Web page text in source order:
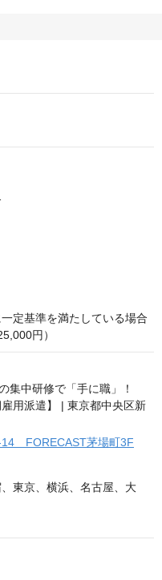
定基準を満たしている場合
円）
FORECAST茅場町3F
東京、横浜、名古屋、大